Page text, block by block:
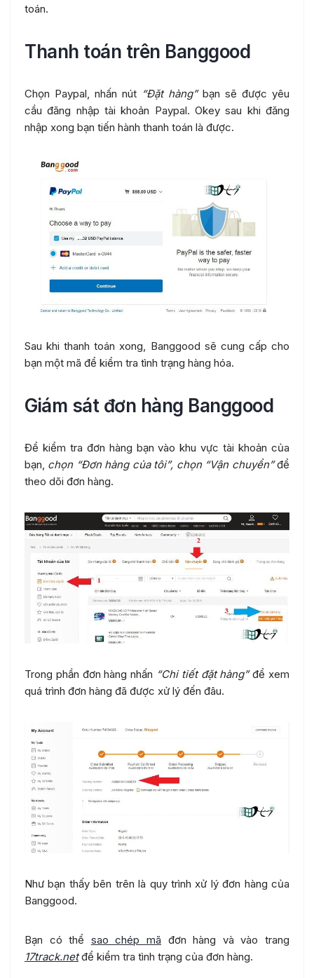
toán.
Thanh toán trên Banggood
Chọn Paypal, nhấn nút “Đặt hàng”bạn sẽ được yêu
cầu đăng nhập tài khoản Paypal. Okey sau khi đăng
nhập xong bạn tiến hành thanh toán là được.
Sau khi thanh toán xong, Banggood sẽ cung cấp cho
bạn một mã để kiểm tra tình trạng hàng hóa.
Giám sát đơn hàng Banggood
Để kiểm tra đơn hàng bạn vào khu vực tài khoản của
bạn, chọn “Đơn hàng của tôi”, chọn “Vận chuyển”để
theo dõi đơn hàng.
Trong phần đơn hàng nhấn “Chi tiết đặt hàng”để xem
quá trình đơn hàng đã được xử lý đến đâu.
Như bạn thấy bên trên là quy trình xử lý đơn hàng của
Banggood.
Bạn có thể sao chép mã đơn hàng và vào trang
17track.netđể kiểm tra tình trạng của đơn hàng.